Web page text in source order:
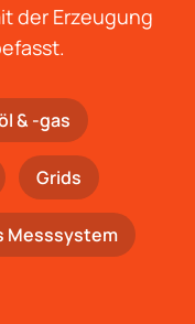
der Erzeugung
& -gas
Grids
Messsystem